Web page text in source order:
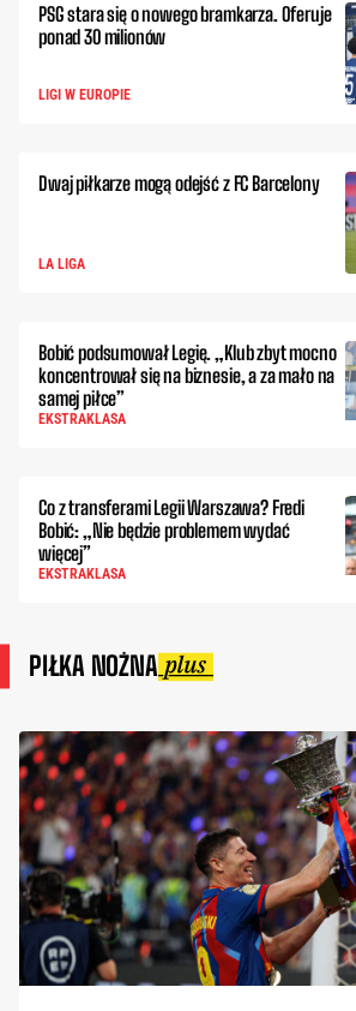
PSG stara się o nowego bramkarza. Oferuje
ponad 30 milionów
LIGI W EUROPIE
Dwaj piłkarze mogą odejść z FC Barcelony
LA LIGA
Bobić podsumował Legię. „Klub zbyt mocno
koncentrował się na biznesie, a za mało na
samej piłce”
EKSTRAKLASA
Co z transferami Legii Warszawa? Fredi
Bobić: „Nie będzie problemem wydać
więcej”
EKSTRAKLASA
PIŁKA NOŻNA